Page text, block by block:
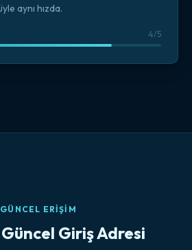
aynı hızda.
4/5
GÜNCEL ERIŞIM
Giriş Adresi